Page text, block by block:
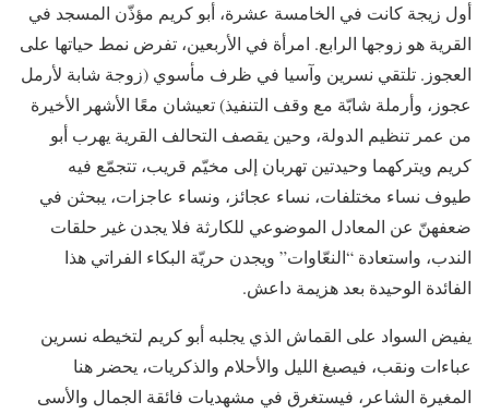
أول زيجة كانت في الخامسة عشرة، أبو كريم مؤذّن المسجد في
القرية هو زوجها الرابع. امرأة في الأربعين، تفرض نمط حياتها على
العجوز. تلتقي نسرين وآسيا في ظرف مأسوي (زوجة شابة لأرمل
عجوز، وأرملة شابّة مع وقف التنفيذ) تعيشان معًا الأشهر الأخيرة
من عمر تنظيم الدولة، وحين يقصف التحالف القرية يهرب أبو
كريم ويتركهما وحيدتين تهربان إلى مخيّم قريب، تتجمّع فيه
طيوف نساء مختلفات، نساء عجائز، ونساء عاجزات، يبحثن في
ضعفهنّ عن المعادل الموضوعي للكارثة فلا يجدن غير حلقات
الندب، واستعادة “النعّاوات” ويجدن حريّة البكاء الفراتي هذا
الفائدة الوحيدة بعد هزيمة داعش.
يفيض السواد على القماش الذي يجلبه أبو كريم لتخيطه نسرين
عباءات ونقب، فيصبغ الليل والأحلام والذكريات، يحضر هنا
المغيرة الشاعر، فيستغرق في مشهديات فائقة الجمال والأسى